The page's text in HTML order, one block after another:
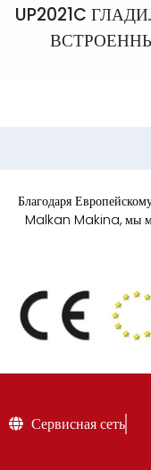
UP2021C
Благодаря
Malkan Makina, мы
Сервисная сеть